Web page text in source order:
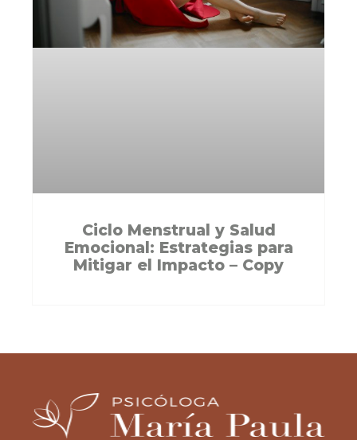
Ciclo Menstrual y Salud
Emocional: Estrategias para
Mitigar el Impacto – Copy